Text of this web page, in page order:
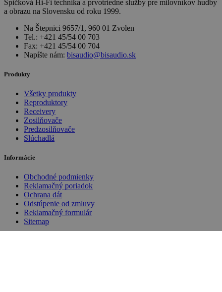
Špičková Hi-Fi technika a prvotriedne služby pre milovníkov hudby
a obrazu na Slovensku od roku 1999.
Na Štepnici 9657/1, 960 01 Zvolen
Tel.: +421 45/54 00 703
Fax: +421 45/54 00 704
Napíšte nám: bisaudio@bisaudio.sk
Produkty
Všetky produkty
Reproduktory
Receivery
Zosilňovače
Predzosilňovače
Slúchadlá
Informácie
Obchodné podmienky
Reklamačný poriadok
Ochrana dát
Odstúpenie od zmluvy
Reklamačný formulár
Sitemap